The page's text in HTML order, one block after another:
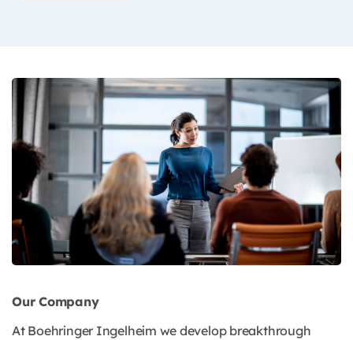
Our Company
At Boehringer Ingelheim we develop breakthrough